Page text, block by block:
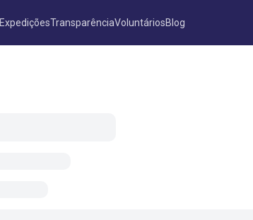
ExpediçõesTransparênciaVoluntáriosBlog